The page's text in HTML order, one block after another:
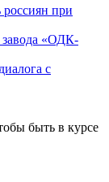
при
«ОДК-
с
быть в курсе